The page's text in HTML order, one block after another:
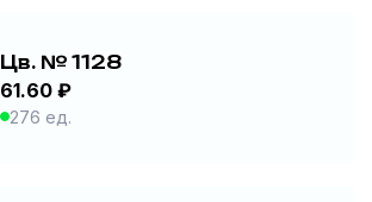
Цв. № 1128
61.60 ₽
276 ед.